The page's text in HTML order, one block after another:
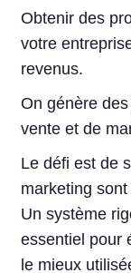
Obtenir des
votre
revenus.
On génère
vente et de
Le défi est de
marketing
Un système
essentiel pour
le mieux